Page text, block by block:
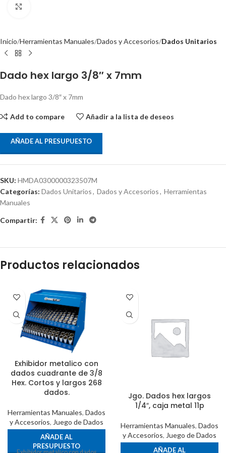
Inicio Herramientas Manuales Dados y Accesorios Dados Unitarios
Dado hex largo 3/8″ x 7mm
Dado hex largo 3/8″ x 7mm
Add to compare Añadir a la lista de deseos
AÑADE AL PRESUPUESTO
SKU: HMDA0300000323507M
Categorías: Dados Unitarios, Dados y Accesorios, Herramientas
Manuales
Compartir:
Productos relacionados
Exhibidor metalico con
dados cuadrante de 3/8
Hex. Cortos y largos 268
dados.
Herramientas Manuales, Dados
y Accesorios, Juego de Dados
AÑADE AL
PRESUPUESTO
Jgo. Dados hex largos
1/4″, caja metal 11p
Herramientas Manuales, Dados
y Accesorios, Juego de Dados
AÑADE AL